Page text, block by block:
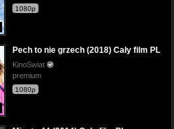
1080p
Pech to nie grzech (2018) Cały film PL
KinoSwiat
premium
1080p